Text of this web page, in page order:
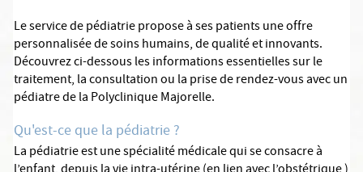
Le service de pédiatrie propose à ses patients une offre
personnalisée de soins humains, de qualité et innovants.
Découvrez ci-dessous les informations essentielles sur le
traitement, la consultation ou la prise de rendez-vous avec un
pédiatre de la Polyclinique Majorelle.
Qu'est-ce que la pédiatrie ?
La pédiatrie est une spécialité médicale qui se consacre à